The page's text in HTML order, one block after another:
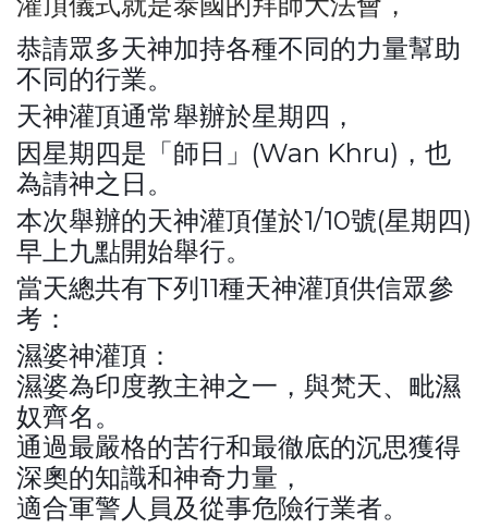
恭請眾多天神加持各種不同的力量幫助
不同的行業。
天神灌頂通常舉辦於星期四，
因星期四是「師日」(Wan Khru)，也
為請神之日。
本次舉辦的天神灌頂僅於1/10號(星期四)
早上九點開始舉行。
當天總共有下列11種天神灌頂供信眾參
考：
濕婆神灌頂：
濕婆為印度教主神之一，與梵天、毗濕
奴齊名。
通過最嚴格的苦行和最徹底的沉思獲得
深奧的知識和神奇力量，
適合軍警人員及從事危險行業者。